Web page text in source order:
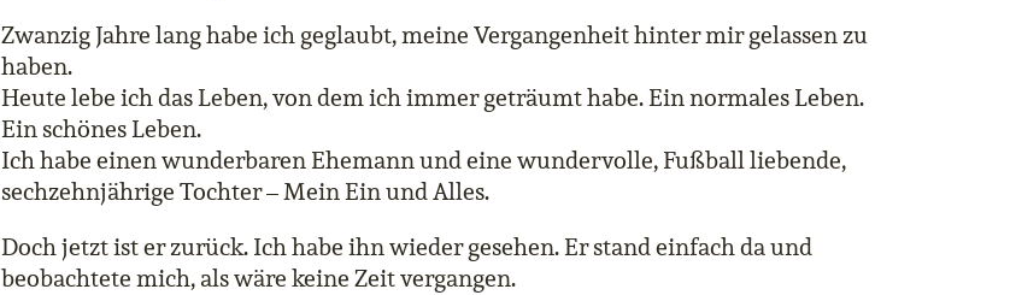
Zwanzig Jahre lang habe ich geglaubt, meine Vergangenheit hinter mir gelassen zu
haben.
Heute lebe ich das Leben, von dem ich immer geträumt habe. Ein normales Leben.
Ein schönes Leben.
Ich habe einen wunderbaren Ehemann und eine wundervolle, Fußball liebende,
sechzehnjährige Tochter – Mein Ein und Alles.
Doch jetzt ist er zurück. Ich habe ihn wieder gesehen. Er stand einfach da und
beobachtete mich, als wäre keine Zeit vergangen.